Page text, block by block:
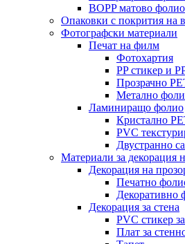
BOPP матово фолио
Опаковки с покрития на
Фотографски материали
Печат на филм
Фотохартия
PP стикер и
Прозрачно
Метално
Ламиниращо фолио
Кристално
PVC
Двустранно
Материали за декорация
Декорация на
Печатно
Декоративно
Декорация за стена
PVC стикер
Плат за